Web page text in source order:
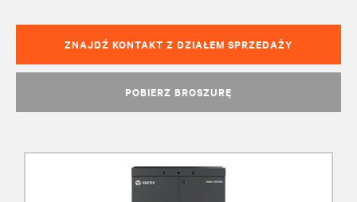
ZNAJDŹ KONTAKT Z DZIAŁEM SPRZEDAŻY
POBIERZ BROSZURĘ